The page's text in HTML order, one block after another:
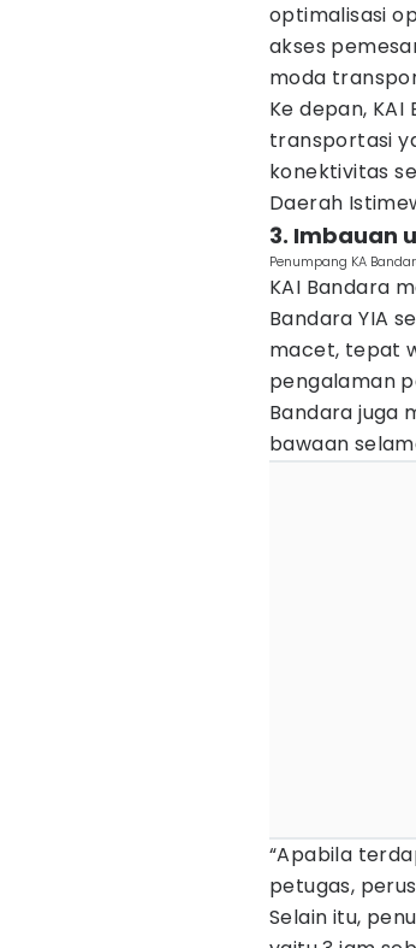
optimalisasi
akses
moda
Ke depan,
transportasi
konektivitas
Daerah
3. Imbauan
Penumpang KA
KAI Bandara
Bandara YIA
macet, tepat
pengalaman
Bandara juga
bawaan
“Apabila
petugas,
Selain itu,